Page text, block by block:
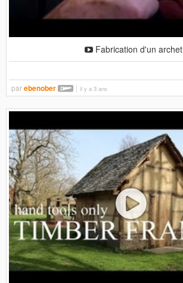
Fabrication d'un archet
parebenober il y a 3 ans